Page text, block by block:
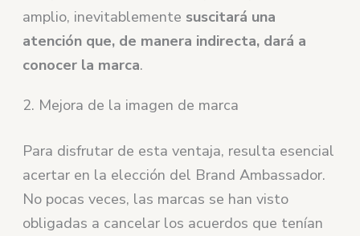
amplio, inevitablemente suscitará una
atención que, de manera indirecta, dará a
conocer la marca.
2. Mejora de la imagen de marca
Para disfrutar de esta ventaja, resulta esencial
acertar en la elección del Brand Ambassador.
No pocas veces, las marcas se han visto
obligadas a cancelar los acuerdos que tenían